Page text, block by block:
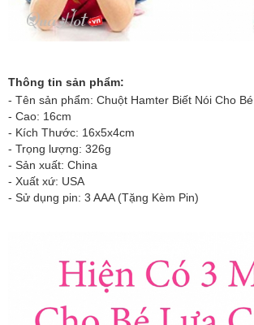
Thông tin sản phẩm:
- Tên sản phẩm: Chuột Hamter Biết Nói Cho Bé
- Cao: 16cm
- Kích Thước: 16x5x4cm
- Trọng lượng: 326g
- Sản xuất: China
- Xuất xứ: USA
- Sử dụng pin: 3 AAA (Tặng Kèm Pin)